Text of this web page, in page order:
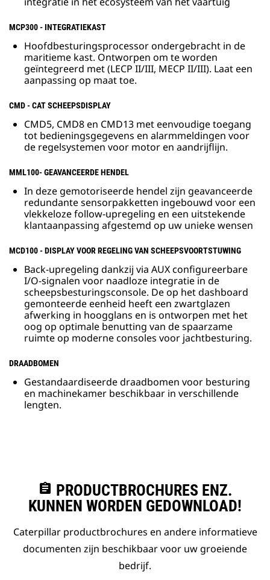
MCP300 - INTEGRATIEKAST
Hoofdbesturingsprocessor ondergebracht in de
maritieme kast. Ontworpen om te worden
geïntegreerd met (LECP II/III, MECP II/III). Laat een
aanpassing op maat toe.
CMD - CAT SCHEEPSDISPLAY
CMD5, CMD8 en CMD13 met eenvoudige toegang
tot bedieningsgegevens en alarmmeldingen voor
de regelsystemen voor motor en aandrijflijn.
MML100- GEAVANCEERDE HENDEL
In deze gemotoriseerde hendel zijn geavanceerde
redundante sensorpakketten ingebouwd voor een
vlekkeloze follow-upregeling en een uitstekende
klantaanpassing afgestemd op uw unieke wensen
MCD100 - DISPLAY VOOR REGELING VAN SCHEEPSVOORTSTUWING
Back-upregeling dankzij via AUX configureerbare
I/O-signalen voor naadloze integratie in de
scheepsbesturingsconsole. De op het dashboard
gemonteerde eenheid heeft een zwartglazen
afwerking in hoogglans en is ontworpen met het
oog op optimale benutting van de spaarzame
ruimte op moderne consoles voor jachtbesturing.
DRAADBOMEN
Gestandaardiseerde draadbomen voor besturing
en machinekamer beschikbaar in verschillende
lengten.
assignment PRODUCTBROCHURES ENZ.
KUNNEN WORDEN GEDOWNLOAD!
Caterpillar productbrochures en andere informatieve
documenten zijn beschikbaar voor uw groeiende
bedrijf.